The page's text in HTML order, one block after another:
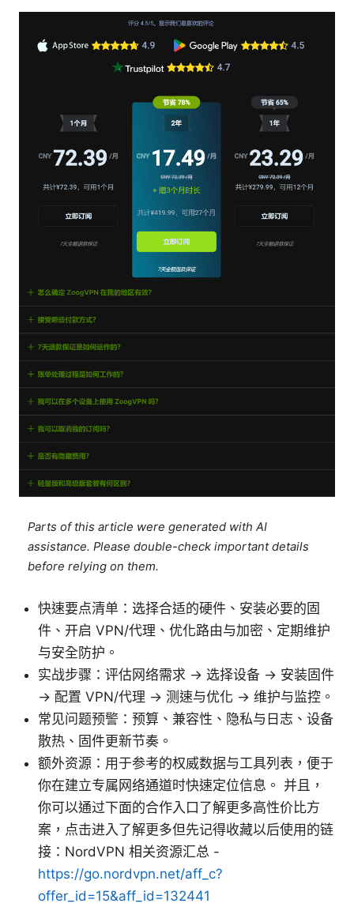
Parts of this article were generated with AI
assistance. Please double-check important details
before relying on them.
快速要点清单：选择合适的硬件、安装必要的固
件、开启 VPN/代理、优化路由与加密、定期维护
与安全防护。
实战步骤：评估网络需求 → 选择设备 → 安装固件
→ 配置 VPN/代理 → 测速与优化 → 维护与监控。
常见问题预警：预算、兼容性、隐私与日志、设备
散热、固件更新节奏。
额外资源：用于参考的权威数据与工具列表，便于
你在建立专属网络通道时快速定位信息。 并且，
你可以通过下面的合作入口了解更多高性价比方
案，点击进入了解更多但先记得收藏以后使用的链
接：NordVPN 相关资源汇总 -
https://go.nordvpn.net/aff_c?
offer_id=15&aff_id=132441